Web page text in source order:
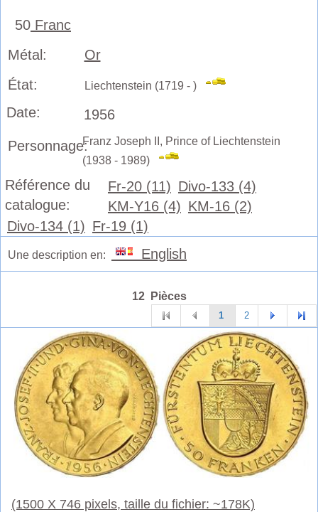
50 Franc
Métal:
Or
État:
Liechtenstein (1719 - )
Date:
1956
Personnage:Franz Joseph II, Prince of Liechtenstein
(1938 - 1989)
Référence du
catalogue:
Fr-20 (11) Divo-133 (4)
KM-Y16 (4) KM-16 (2)
Divo-134 (1) Fr-19 (1)
Une description en: English
12 Pièces
1 2
(1500 X 746 pixels, taille du fichier: ~178K)